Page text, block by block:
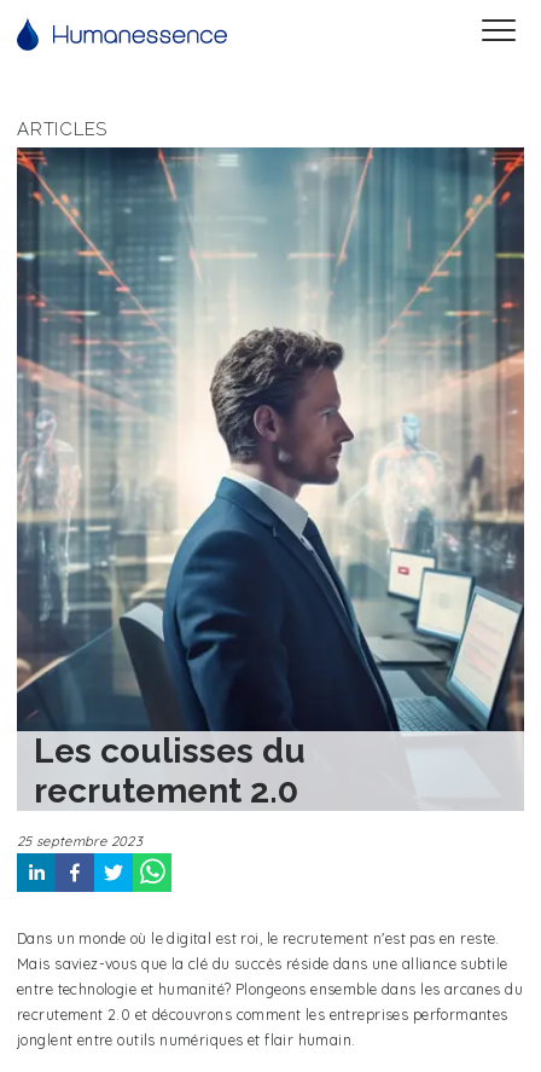
ARTICLES
Les coulisses du
recrutement 2.0
25 septembre 2023
Dans un monde où le digital est roi, le recrutement n'est pas en reste.
Mais saviez-vous que la clé du succès réside dans une alliance subtile
entre technologie et humanité? Plongeons ensemble dans les arcanes du
recrutement 2.0 et découvrons comment les entreprises performantes
jonglent entre outils numériques et flair humain.